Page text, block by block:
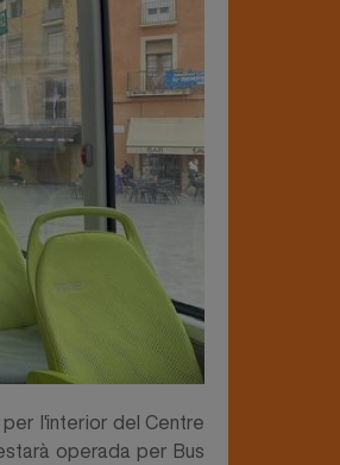
per l'interior del Centre
operada per Bus